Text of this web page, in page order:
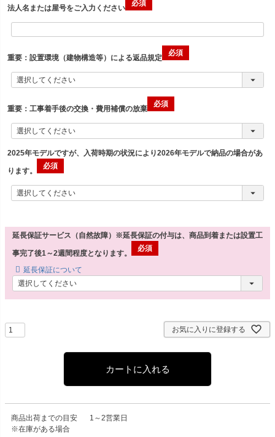
法人名または屋号をご入力ください
重要：設置環境（建物構造等）による返品規定
重要：工事着手後の交換・費用補償の放棄
2025年モデルですが、入荷時期の状況により2026年モデルで納品の場合があ
ります。
延長保証サービス（自然故障）※延長保証の付与は、商品到着または設置工
事完了後1～2週間程度となります。
延長保証について
お気に入りに登録する
カートに入れる
商品出荷までの目安
※在庫がある場合
1～2営業日